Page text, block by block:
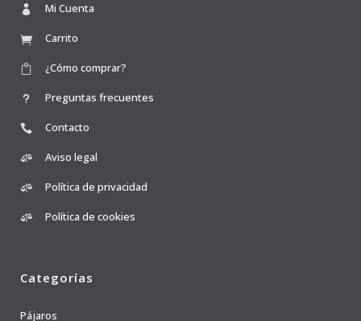
Mi Cuenta
Carrito
¿Cómo comprar?
Preguntas frecuentes
Contacto
Aviso legal
Política de privacidad
Política de cookies
Categorías
Pájaros